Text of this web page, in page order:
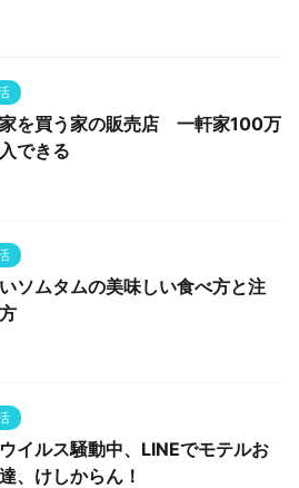
を買う家の販売店 一軒家100万
できる
ソムタムの美味しい食べ方と注
イルス騒動中、LINEでモテルお
、けしからん！